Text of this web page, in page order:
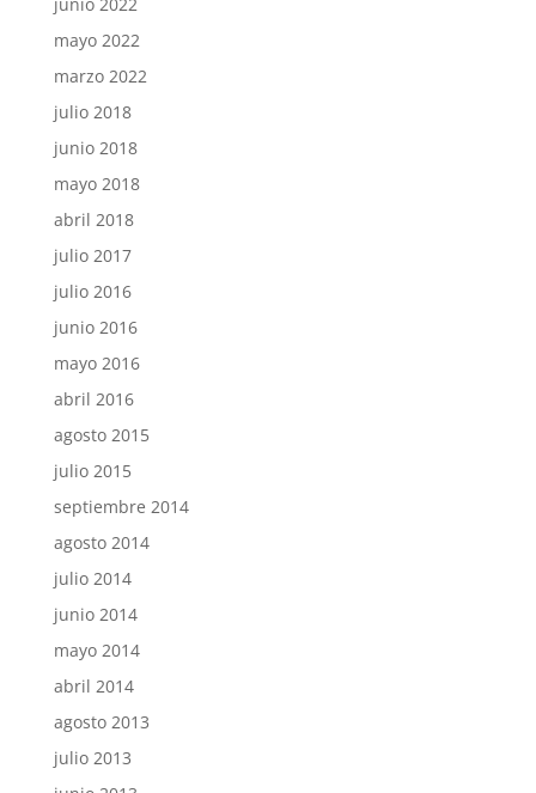
mayo 2022
marzo 2022
julio 2018
junio 2018
mayo 2018
abril 2018
julio 2017
julio 2016
junio 2016
mayo 2016
abril 2016
agosto 2015
julio 2015
septiembre 2014
agosto 2014
julio 2014
junio 2014
mayo 2014
abril 2014
agosto 2013
julio 2013